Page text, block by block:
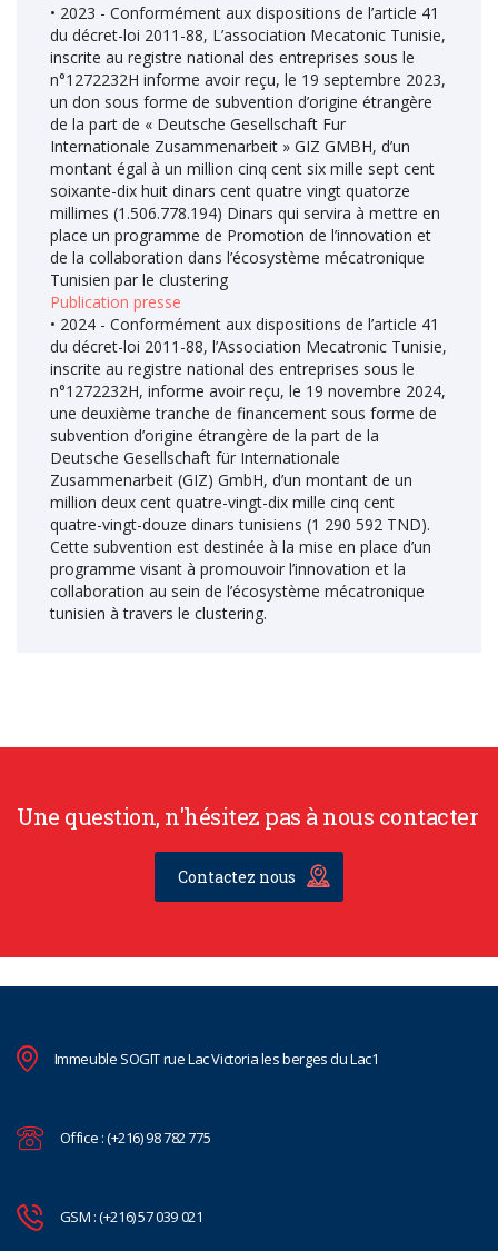
• 2023 - Conformément aux dispositions de l’article 41
du décret-loi 2011-88, L’association Mecatonic Tunisie,
inscrite au registre national des entreprises sous le
n°1272232H informe avoir reçu, le 19 septembre 2023,
un don sous forme de subvention d’origine étrangère
de la part de « Deutsche Gesellschaft Fur
Internationale Zusammenarbeit » GIZ GMBH, d’un
montant égal à un million cinq cent six mille sept cent
soixante-dix huit dinars cent quatre vingt quatorze
millimes (1.506.778.194) Dinars qui servira à mettre en
place un programme de Promotion de l’innovation et
de la collaboration dans l’écosystème mécatronique
Tunisien par le clustering
Publication presse
• 2024 - Conformément aux dispositions de l’article 41
du décret-loi 2011-88, l’Association Mecatronic Tunisie,
inscrite au registre national des entreprises sous le
n°1272232H, informe avoir reçu, le 19 novembre 2024,
une deuxième tranche de financement sous forme de
subvention d’origine étrangère de la part de la
Deutsche Gesellschaft für Internationale
Zusammenarbeit (GIZ) GmbH, d’un montant de un
million deux cent quatre-vingt-dix mille cinq cent
quatre-vingt-douze dinars tunisiens (1 290 592 TND).
Cette subvention est destinée à la mise en place d’un
programme visant à promouvoir l’innovation et la
collaboration au sein de l’écosystème mécatronique
tunisien à travers le clustering.
Une question, n'hésitez pas à nous contacter
Contactez nous
Immeuble SOGIT rue Lac Victoria les berges du Lac1
Office : (+216) 98 782 775
GSM : (+216) 57 039 021